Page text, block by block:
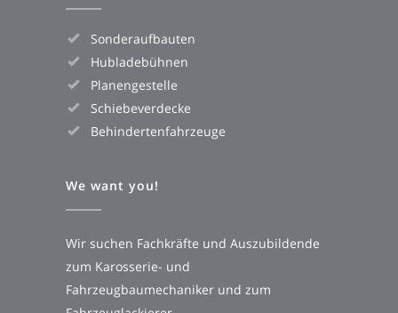
Sonderaufbauten
Hubladebühnen
Planengestelle
Schiebeverdecke
Behindertenfahrzeuge
We want you!
Wir suchen Fachkräfte und Auszubildende
zum Karosserie- und
Fahrzeugbaumechaniker und zum